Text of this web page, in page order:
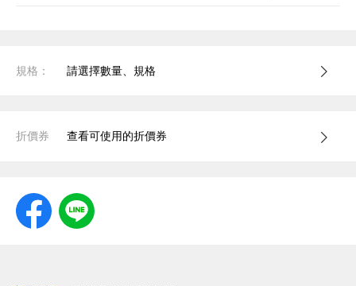
規格： 請選擇數量、規格
折價券 查看可使用的折價券